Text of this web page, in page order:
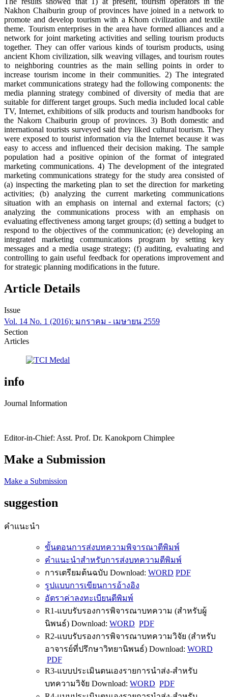
Nakhon Chaiburin group of provinces have joined in a network to
promote and develop tourism with a Khom civilization and textile
theme. Tourism enterprises in the area have formed alliances and a
network for joint marketing activities and selling tourism products
together. They can offer various kinds of tourism products, using
ancient Khom civilization, silk weaving villages, and tourism routes
to neighboring countries as the main selling points in order to
increase tourism income in their communities. 2) The integrated
market communications strategy had the following components: the
media planning strategy combined of diversity of media that are
suitable for different target groups. Such media included local cable
TV, Internet, exhibitions of silk products and tourism handbooks for
the Nakorn Chaiburin group of provinces. 3) Both domestic and
international tourists surveyed said they liked cultural tourism. They
were exposed to tourist information via the Internet because it was
easy to access and influenced their decision making. The sample
population had a positive opinion of the format of integrated
marketing communications. 4) The development of the integrated
marketing communications strategy for the study area consisted of
(a) inspecting the marketing plan to set the direction for marketing
activities; (b) analyzing the current marketing communications
situation with an emphasis on internal and external factors; (c)
analyzing the communications process with an emphasis on
evaluating effectiveness among target groups; (d) setting a budget to
respond to the objectives of the communication; (e) developing an
integrated marketing communications program by setting key
messages and a media usage strategy; (f) auditing, evaluating and
controlling to gain useful feedback for operations improvement and
for strategic planning modifications in the future.
Article Details
Issue
Vol. 14 No. 1 (2016): มกราคม - เมษายน 2559
Section
Articles
info
Journal Information
Editor-in-Chief: Asst. Prof. Dr. Kanokporn Chimplee
Make a Submission
Make a Submission
suggestion
คำแนะนำ
ขั้นตอนการส่งบทความพิจารณาตีพิมพ์
คำแนะนำสำหรับการส่งบทความตีพิมพ์
การเตรียมต้นฉบับ Download: WORD PDF
รูปแบบการเขียนการอ้างอิง
อัตราค่าลงทะเบียนตีพิมพ์
R1-แบบรับรองการพิจารณาบทความ (สำหรับผู้
นิพนธ์) Download: WORD PDF
R2-แบบรับรองการพิจารณาบทความวิจัย (สำหรับ
อาจารย์ที่ปรึกษาวิทยานิพนธ์) Download: WORD
PDF
R3-แบบประเมินตนเองรายการนำส่ง-สำหรับ
บทความวิจัย Download: WORD PDF